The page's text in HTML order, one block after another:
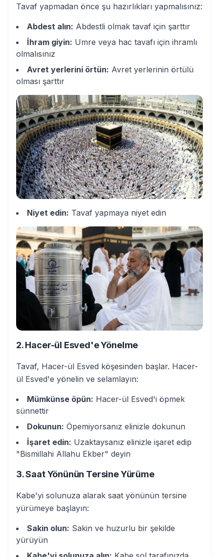
Tavaf yapmadan önce şu hazırlıkları yapmalısınız:
Abdest alın: Abdestli olmak tavaf için şarttır
İhram giyin: Umre veya hac tavafı için ihramlı
olmalısınız
Avret yerlerini örtün: Avret yerlerinin örtülü
olması şarttır
Niyet edin: Tavaf yapmaya niyet edin
2. Hacer-ül Esved'e Yönelme
Tavaf, Hacer-ül Esved köşesinden başlar. Hacer-
ül Esved'e yönelin ve selamlayın:
Mümkünse öpün: Hacer-ül Esved'i öpmek
sünnettir
Dokunun: Öpemiyorsanız elinizle dokunun
İşaret edin: Uzaktaysanız elinizle işaret edip
"Bismillahi Allahu Ekber" deyin
3. Saat Yönünün Tersine Yürüme
Kabe'yi solunuza alarak saat yönünün tersine
yürümeye başlayın:
Sakin olun: Sakin ve huzurlu bir şekilde
yürüyün